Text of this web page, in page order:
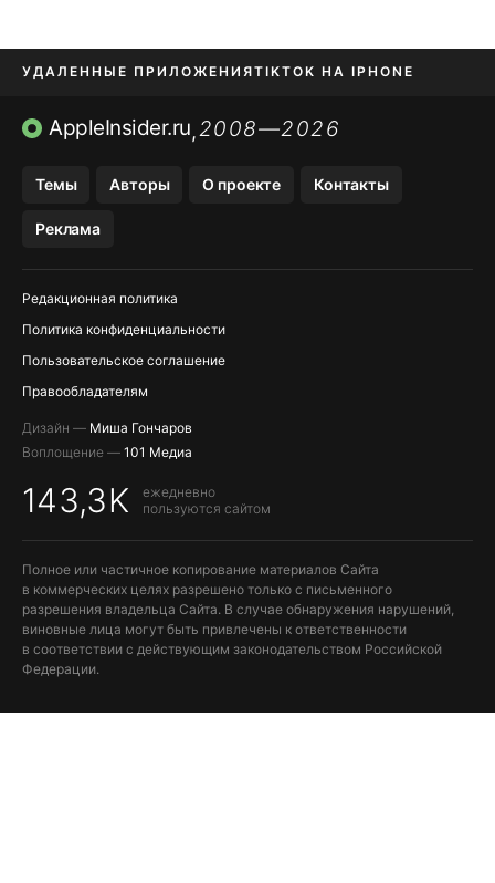
УДАЛЕННЫЕ ПРИЛОЖЕНИЯTIKTOK НА IPHONE
ПРИЛОЖЕНИЯ БЕЗ APP STORE
AppleInsider.ru,2008—2026
Темы Авторы О проекте Контакты
Реклама
Редакционная политика
Политика конфиденциальности
Пользовательское соглашение
Правообладателям
Дизайн — Миша Гончаров
Воплощение — 101 Медиа
143,3K
ежедневно
пользуются сайтом
Полное или частичное копирование материалов Сайта
в коммерческих целях разрешено только с письменного
разрешения владельца Сайта. В случае обнаружения нарушений,
виновные лица могут быть привлечены к ответственности
в соответствии с действующим законодательством Российской
Федерации.